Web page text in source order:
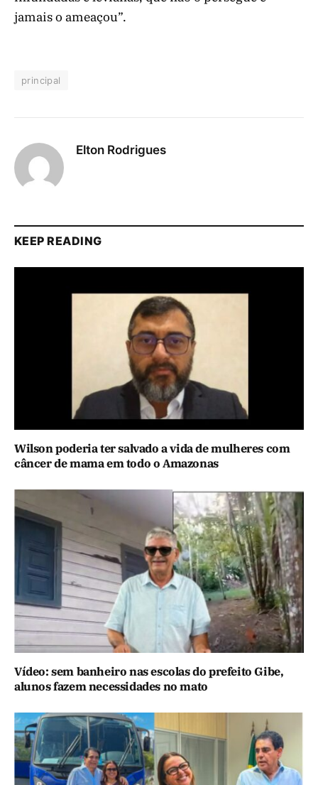
jamais o ameaçou”.
principal
Elton Rodrigues
KEEP READING
Wilson poderia ter salvado a vida de mulheres com
câncer de mama em todo o Amazonas
Vídeo: sem banheiro nas escolas do prefeito Gibe,
alunos fazem necessidades no mato